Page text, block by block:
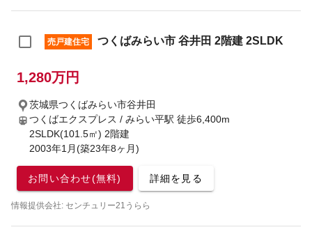
売戸建住宅 つくばみらい市 谷井田 2階建 2SLDK
1,280万円
茨城県つくばみらい市谷井田
つくばエクスプレス / みらい平駅 徒歩6,400m
2SLDK(101.5㎡) 2階建
2003年1月(築23年8ヶ月)
お問い合わせ(無料) 詳細を見る
情報提供会社: センチュリー21うらら